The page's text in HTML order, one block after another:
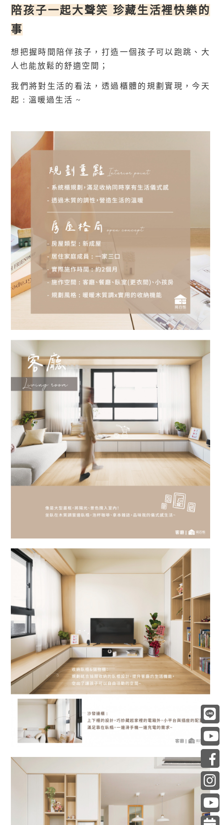
陪孩子一起大聲笑 珍藏生活裡快樂的
事
想把握時間陪伴孩子，打造一個孩子可以跑跳、大
人也能放鬆的舒適空間；
我們將對生活的看法，透過櫃體的規劃實現，今天
起 : 溫暖過生活 ~